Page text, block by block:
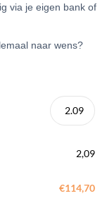
via je eigen bank of
naar wens?
2,09
€114,70